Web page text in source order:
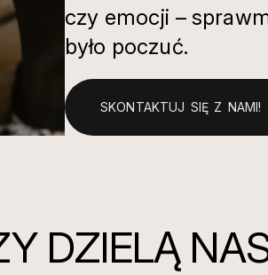
czy emocji –
było poczuć.
SKONTAKTUJ SIĘ Z NAMI!
DZIELĄ